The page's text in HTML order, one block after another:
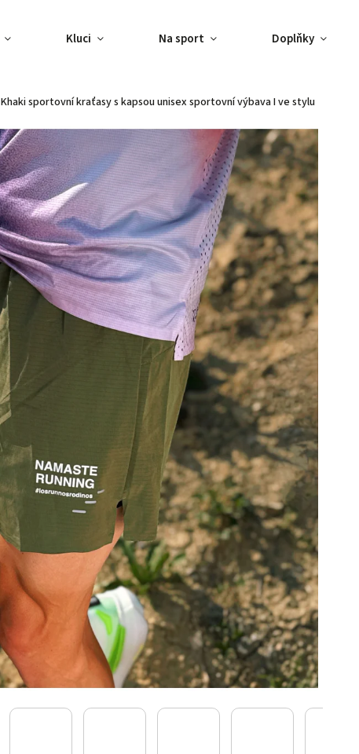
Kluci Na sport Doplňky
Khaki sportovní kraťasy s kapsou unisex sportovní výbava I ve stylu